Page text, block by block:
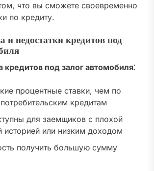
что вы сможете своевременно
по кредиту.
и недостатки кредитов под
под залог автомобиля⁚
процентные ставки, чем по
кредитам
для заемщиков с плохой
историей или низким доходом
получить большую сумму